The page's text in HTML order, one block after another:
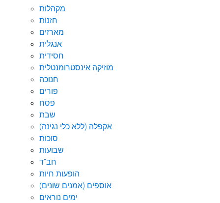
מקהלות
חזנות
מארזים
אנגלית
חסידית
מוזיקה אינסטרומנטלית
חנוכה
פורים
פסח
שבת
אקפלה (ללא כלי נגינה)
סוכות
שבועות
חב"ד
הופעות חיות
אוספים (אמנים שונים)
ימים נוראים